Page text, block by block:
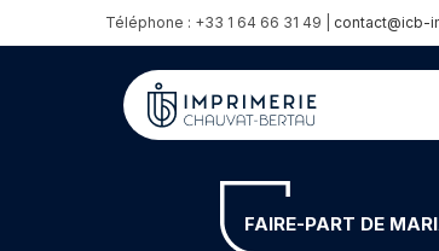
Téléphone : +33 1 64 66 31 49 | contact@icb-
FAIRE-PART DE